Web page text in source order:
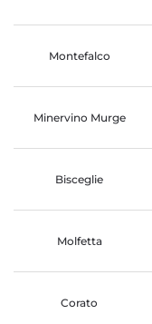
Montefalco
Minervino Murge
Bisceglie
Molfetta
Corato